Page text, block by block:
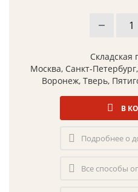
Складская
Москва, Санкт-
Воронеж, Тверь,
В
Подробнее о
Все способы